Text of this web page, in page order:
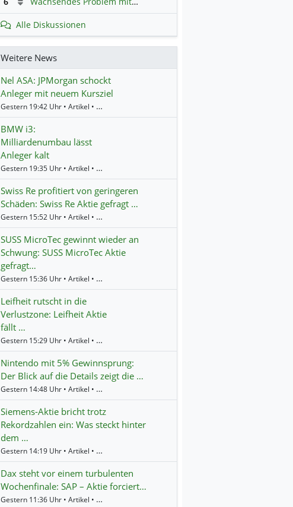
Alle Diskussionen
Weitere News
Nel ASA: JPMorgan schockt
Anleger mit neuem Kursziel
Gestern 19:42 Uhr • Artikel • BörsenNEWS.de
BMW i3:
Milliardenumbau lässt
Anleger kalt
Gestern 19:35 Uhr • Artikel • BörsenNEWS.de
Swiss Re profitiert von geringeren
Schäden: Swiss Re Aktie gefragt …
Gestern 15:52 Uhr • Artikel • BörsenNEWS.de
SUSS MicroTec gewinnt wieder an
Schwung: SUSS MicroTec Aktie
gefragt…
Gestern 15:36 Uhr • Artikel • BörsenNEWS.de
Leifheit rutscht in die
Verlustzone: Leifheit Aktie
fällt …
Gestern 15:29 Uhr • Artikel • BörsenNEWS.de
Nintendo mit 5% Gewinnsprung:
Der Blick auf die Details zeigt die …
Gestern 14:48 Uhr • Artikel • BörsenNEWS.de
Siemens-Aktie bricht trotz
Rekordzahlen ein: Was steckt hinter
dem …
Gestern 14:19 Uhr • Artikel • BörsenNEWS.de
Dax steht vor einem turbulenten
Wochenfinale: SAP – Aktie forciert…
Gestern 11:36 Uhr • Artikel • BörsenNEWS.de